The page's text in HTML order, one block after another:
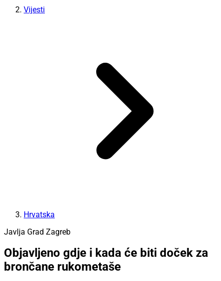
Vijesti
Hrvatska
Javlja Grad Zagreb
Objavljeno gdje i kada će biti doček za
brončane rukometaše